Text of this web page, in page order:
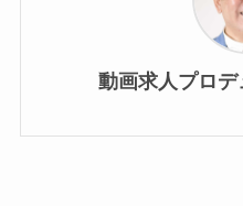
動画求人プロデ